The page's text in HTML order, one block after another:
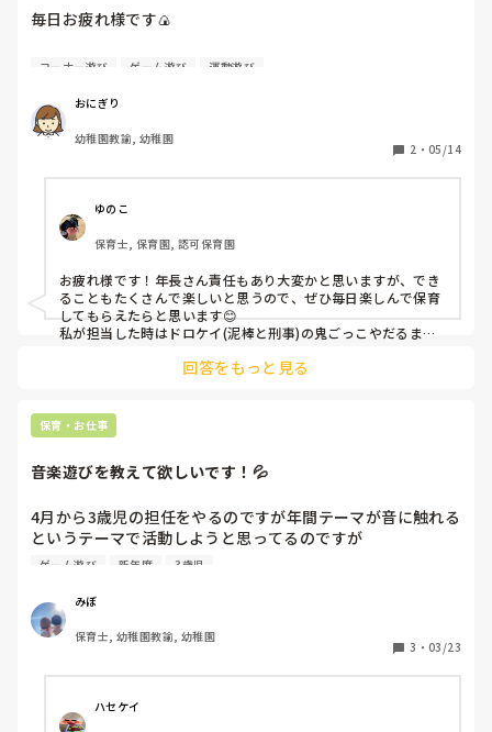
毎日お疲れ様です🍙
今年度は年長組の担任になりました。
けの面白さを知って欲しいと思います。
何か楽しいゲーム遊びや勝ち負けの面白さを知れるゲームが
あれば教えて欲しいです🥹
すごろくやカードゲームなど机上遊びのネタをください😭
コーナー遊び ゲーム遊び 運動遊び
おにぎり
幼稚園教諭, 幼稚園
2 ・ 05/14
ゆのこ
保育士, 保育園, 認可保育園
お疲れ様です！年長さん責任もあり大変かと思いますが、でき
ることもたくさんで楽しいと思うので、ぜひ毎日楽しんで保育
してもらえたらと思います😊
私が担当した時はドロケイ(泥棒と刑事)の鬼ごっこやだるまさ
あとはカルタをみんなで作って遊ぶのも楽しかったですよ☺️頭
した♪
回答をもっと見る
保育・お仕事
音楽遊びを教えて欲しいです！💦
4月から3歳児の担任をやるのですが年間テーマが音に触れる
というテーマで活動しようと思ってるのですが
3歳児でも楽しめる音楽遊びやゲーム遊びってどんな物があ
今のところ予定ではストップゲームや猛獣狩りゲーム、手作
り楽器を作ろうと考えてます。いい案教えて欲しいです！
ゲーム遊び 新年度 3歳児
みぼ
保育士, 幼稚園教諭, 幼稚園
3 ・ 03/23
ハセケイ